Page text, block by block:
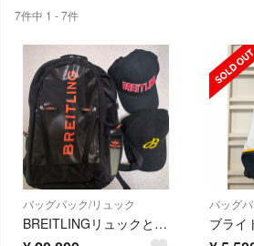
7件中 1 - 7件
バッグパック/リュック
BREITLINGリュックとキャップセット
バッグ